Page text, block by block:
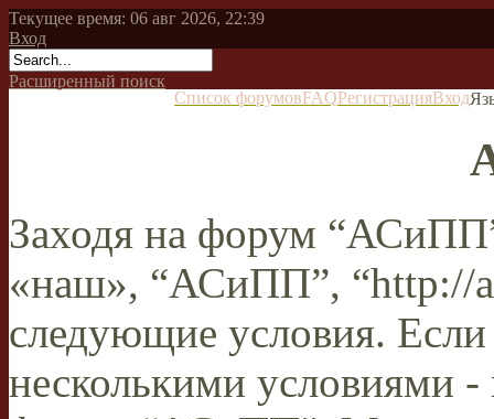
Текущее время: 06 авг 2026, 22:39
Вход
Расширенный поиск
Список форумовFAQРегистрацияВход
Заходя на форум
«наш», “АСиПП”, “http://
следующие условия.
несколькими условиями -